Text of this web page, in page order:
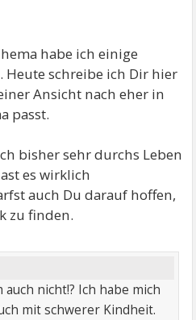
habe ich einige
Heute schreibe ich Dir hier
Ansicht nach eher in
passt.
bisher sehr durchs Leben
es wirklich
auch Du darauf hoffen,
zu finden.
auch nicht!? Ich habe mich
mit schwerer Kindheit.